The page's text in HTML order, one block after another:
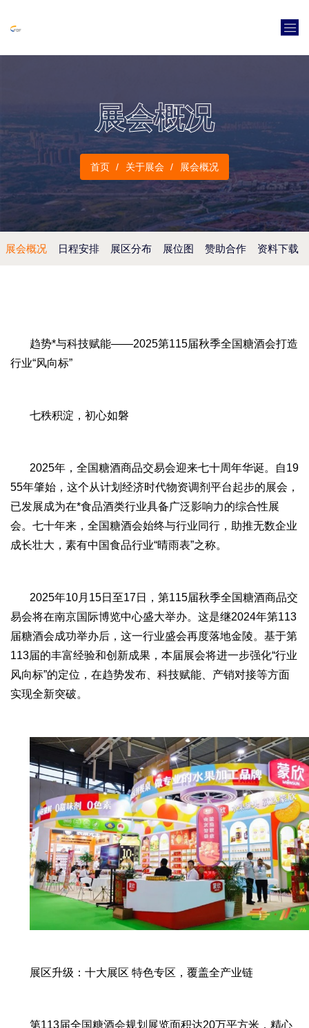
展会概况
首页 关于展会 展会概况
展会概况 日程安排 展区分布 展位图 赞助合作 资料下载
趋势*与科技赋能——2025第115届秋季全国糖酒会打造
行业“风向标”
七秩积淀，初心如磐
2025年，全国糖酒商品交易会迎来七十周年华诞。自19
55年肇始，这个从计划经济时代物资调剂平台起步的展会，
已发展成为在*食品酒类行业具备广泛影响力的综合性展
会。七十年来，全国糖酒会始终与行业同行，助推无数企业
成长壮大，素有中国食品行业“晴雨表”之称。
2025年10月15日至17日，第115届秋季全国糖酒商品交
易会将在南京国际博览中心盛大举办。这是继2024年第113
届糖酒会成功举办后，这一行业盛会再度落地金陵。基于第
113届的丰富经验和创新成果，本届展会将进一步强化“行业
风向标”的定位，在趋势发布、科技赋能、产销对接等方面
实现全新突破。
展区升级：十大展区 特色专区，覆盖全产业链
第113届全国糖酒会规划展览面积达20万平方米，精心